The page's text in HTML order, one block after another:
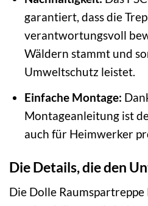
garantiert, dass die
verantwortungsvoll
Wäldern stammt und
Umweltschutz leistet.
Einfache Montage:
Montageanleitung ist
auch für Heimwerker
Die Details, die den
Die Dolle